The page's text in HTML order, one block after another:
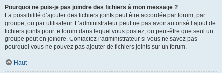
Pourquoi ne puis-je pas joindre des fichiers à mon message ?
La possibilité d’ajouter des fichiers joints peut être accordée par forum, par
groupe, ou par utilisateur. L’administrateur peut ne pas avoir autorisé l’ajout de
fichiers joints pour le forum dans lequel vous postez, ou peut-être que seul un
groupe peut en joindre. Contactez l’administrateur si vous ne savez pas
pourquoi vous ne pouvez pas ajouter de fichiers joints sur un forum.
Haut